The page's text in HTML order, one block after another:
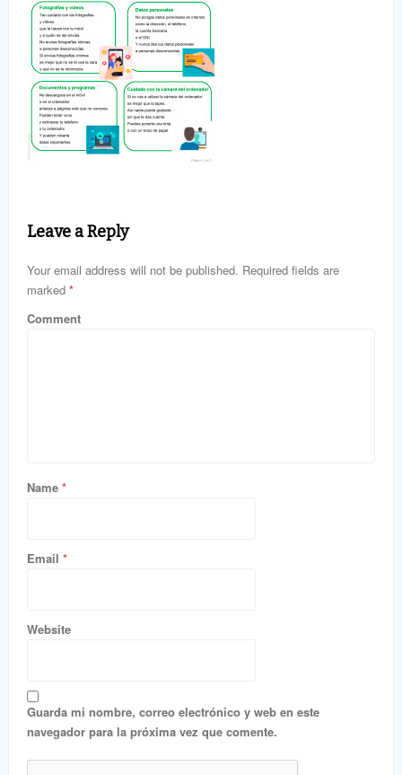
Leave a Reply
Your email address will not be published. Required fields are
marked *
Comment
Name *
Email *
Website
Guarda mi nombre, correo electrónico y web en este
navegador para la próxima vez que comente.